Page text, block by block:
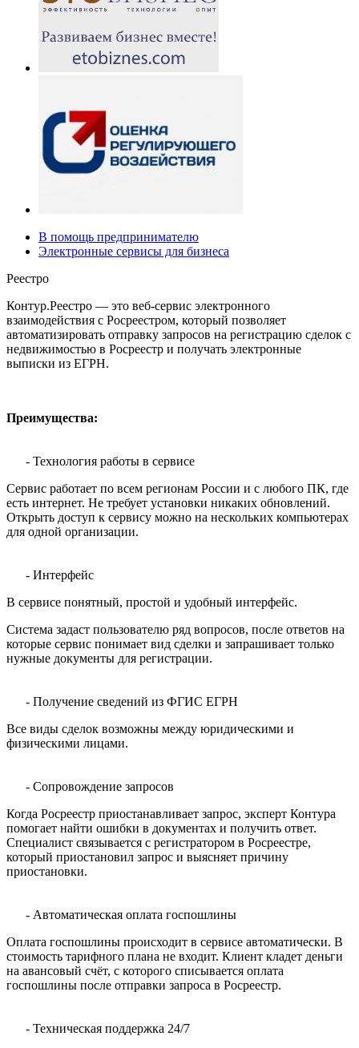
В помощь предпринимателю
Электронные сервисы для бизнеса
Реестро
Контур.Реестро — это веб-сервис электронного
взаимодействия с Росреестром, который позволяет
автоматизировать отправку запросов на регистрацию сделок с
недвижимостью в Росреестр и получать электронные
выписки из ЕГРН.
Преимущества:
- Технология работы в сервисе
Сервис работает по всем регионам России и с любого ПК, где
есть интернет. Не требует установки никаких обновлений.
Открыть доступ к сервису можно на нескольких компьютерах
для одной организации.
- Интерфейс
В сервисе понятный, простой и удобный интерфейс.
Система задаст пользователю ряд вопросов, после ответов на
которые сервис понимает вид сделки и запрашивает только
нужные документы для регистрации.
- Получение сведений из ФГИС ЕГРН
Все виды сделок возможны между юридическими и
физическими лицами.
- Сопровождение запросов
Когда Росреестр приостанавливает запрос, эксперт Контура
помогает найти ошибки в документах и получить ответ.
Специалист связывается с регистратором в Росреестре,
который приостановил запрос и выясняет причину
приостановки.
- Автоматическая оплата госпошлины
Оплата госпошлины происходит в сервисе автоматически. В
стоимость тарифного плана не входит. Клиент кладет деньги
на авансовый счёт, с которого списывается оплата
госпошлины после отправки запроса в Росреестр.
- Техническая поддержка 24/7